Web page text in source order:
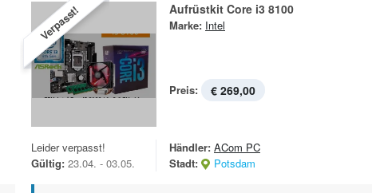
Verpasst! Aufrüstkit Core i3 8100
Marke: Intel
Preis: € 269,00
Leider verpasst!
Gültig: 23.04. - 03.05.
Händler: ACom PC
Stadt:
Potsdam